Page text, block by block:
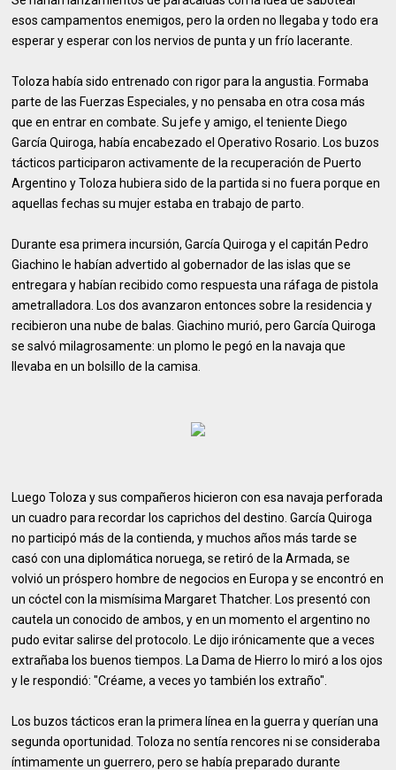
esos campamentos enemigos, pero la orden no llegaba y todo era
esperar y esperar con los nervios de punta y un frío lacerante.
Toloza había sido entrenado con rigor para la angustia. Formaba
parte de las Fuerzas Especiales, y no pensaba en otra cosa más
que en entrar en combate. Su jefe y amigo, el teniente Diego
García Quiroga, había encabezado el Operativo Rosario. Los buzos
tácticos participaron activamente de la recuperación de Puerto
Argentino y Toloza hubiera sido de la partida si no fuera porque en
aquellas fechas su mujer estaba en trabajo de parto.
Durante esa primera incursión, García Quiroga y el capitán Pedro
Giachino le habían advertido al gobernador de las islas que se
entregara y habían recibido como respuesta una ráfaga de pistola
ametralladora. Los dos avanzaron entonces sobre la residencia y
recibieron una nube de balas. Giachino murió, pero García Quiroga
se salvó milagrosamente: un plomo le pegó en la navaja que
llevaba en un bolsillo de la camisa.
Luego Toloza y sus compañeros hicieron con esa navaja perforada
un cuadro para recordar los caprichos del destino. García Quiroga
no participó más de la contienda, y muchos años más tarde se
casó con una diplomática noruega, se retiró de la Armada, se
volvió un próspero hombre de negocios en Europa y se encontró en
un cóctel con la mismísima Margaret Thatcher. Los presentó con
cautela un conocido de ambos, y en un momento el argentino no
pudo evitar salirse del protocolo. Le dijo irónicamente que a veces
extrañaba los buenos tiempos. La Dama de Hierro lo miró a los ojos
y le respondió: "Créame, a veces yo también los extraño".
Los buzos tácticos eran la primera línea en la guerra y querían una
segunda oportunidad. Toloza no sentía rencores ni se consideraba
íntimamente un guerrero, pero se había preparado durante